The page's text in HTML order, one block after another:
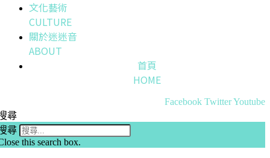
文化藝術
CULTURE
關於迷迷音
ABOUT
首頁
HOME
Facebook TwitterYoutube
尋
尋
this search box.